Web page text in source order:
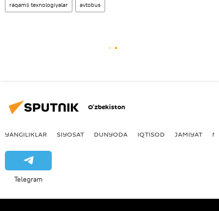
raqamli texnologiyalar avtobus
O‘zbekiston
YANGILIKLAR SIYOSAT DUNYODA IQTISOD JAMIYAT
Telegram